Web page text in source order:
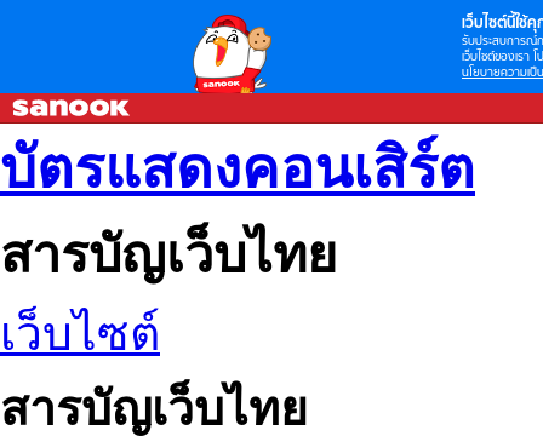
เว็บไซต์นี้ใช้คุ
รับประสบการณ์
เว็บไซต์ของเรา
นโยบายความเป็
บัตรแสดงคอนเสิร์ต
สารบัญเว็บไทย
เว็บไซต์
สารบัญเว็บไทย